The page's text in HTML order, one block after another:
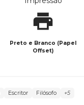
Preto e Branco (Papel
Offset)
Escritor Filósofo +5